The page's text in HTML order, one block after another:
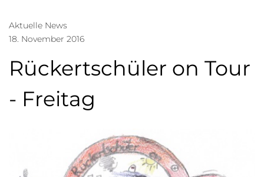
Aktuelle News
18. November 2016
Rückertschüler on Tour
- Freitag